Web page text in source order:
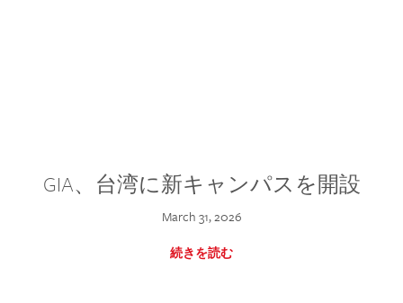
GIA、台湾に新キャンパスを開設
March 31, 2026
続きを読む